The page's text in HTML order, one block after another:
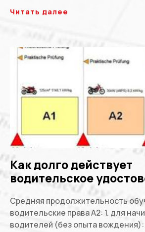
Читать далее
Как долго действует
водительское
Средняя продолжительность
водительские права A2: 1. для
водителей (без опыта